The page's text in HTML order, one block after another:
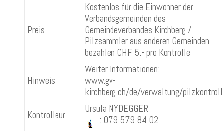
Preis
Kostenlos für die Einwohner der
Verbandsgemeinden des
Gemeindeverbandes Kirchberg /
Pilzsammler aus anderen Gemeinden
bezahlen CHF 5.- pro Kontrolle
Hinweis
Weiter Informationen:
www.gv-
kirchberg.ch/de/verwaltung/
Kontrolleur
Ursula NYDEGGER
: 079 579 84 02